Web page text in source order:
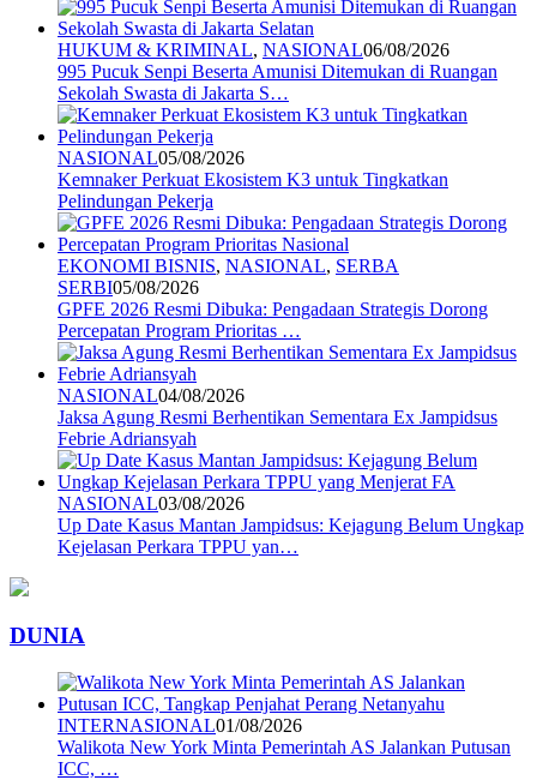
HUKUM & KRIMINAL, NASIONAL06/08/2026
995 Pucuk Senpi Beserta Amunisi Ditemukan di Ruangan
Sekolah Swasta di Jakarta S…
NASIONAL05/08/2026
Kemnaker Perkuat Ekosistem K3 untuk Tingkatkan
Pelindungan Pekerja
EKONOMI BISNIS, NASIONAL, SERBA
SERBI05/08/2026
GPFE 2026 Resmi Dibuka: Pengadaan Strategis Dorong
Percepatan Program Prioritas …
NASIONAL04/08/2026
Jaksa Agung Resmi Berhentikan Sementara Ex Jampidsus
Febrie Adriansyah
NASIONAL03/08/2026
Up Date Kasus Mantan Jampidsus: Kejagung Belum Ungkap
Kejelasan Perkara TPPU yan…
DUNIA
INTERNASIONAL01/08/2026
Walikota New York Minta Pemerintah AS Jalankan Putusan
ICC, …